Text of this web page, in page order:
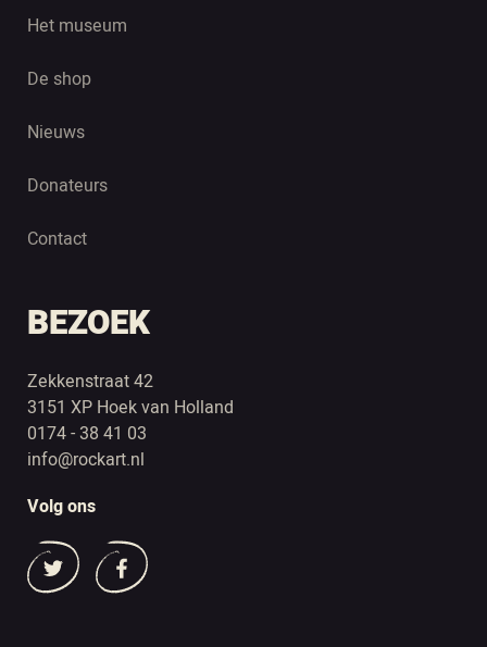
Het museum
De shop
Nieuws
Donateurs
Contact
BEZOEK
Zekkenstraat 42
3151 XP Hoek van Holland
0174 - 38 41 03
info@rockart.nl
Volg ons